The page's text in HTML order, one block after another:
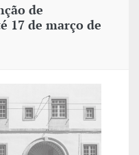
de
17 de março de